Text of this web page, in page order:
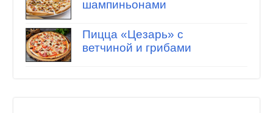
шампиньонами
Пицца «Цезарь» с
ветчиной и грибами